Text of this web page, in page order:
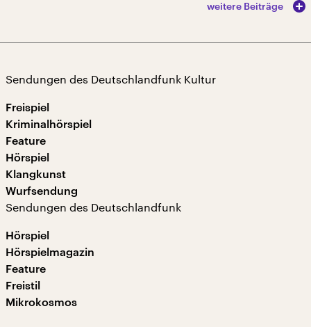
weitere Beiträge
Sendungen des Deutschlandfunk Kultur
Freispiel
Kriminalhörspiel
Feature
Hörspiel
Klangkunst
Wurfsendung
Sendungen des Deutschlandfunk
Hörspiel
Hörspielmagazin
Feature
Freistil
Mikrokosmos